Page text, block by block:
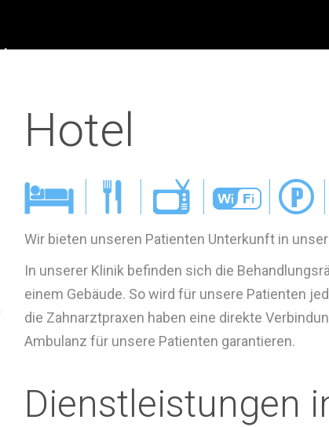
Hotel
Wir bieten unseren Patienten Unterkunft in
In unserer Klinik befinden sich die
einem Gebäude. So wird für unsere Patienten
die Zahnarztpraxen haben eine direkte
Ambulanz für unsere Patienten garantieren.
Dienstleistungen